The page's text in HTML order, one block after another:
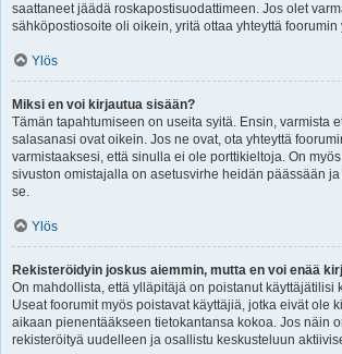
saattaneet jäädä roskapostisuodattimeen. Jos olet
sähköpostiosoite oli oikein, yritä ottaa yhteyttä
Ylös
Miksi en voi kirjautua sisään?
Tämän tapahtumiseen on useita syitä. Ensin, varmista
salasanasi ovat oikein. Jos ne ovat, ota yhteyttä
varmistaaksesi, että sinulla ei ole porttikieltoja. On
sivuston omistajalla on asetusvirhe heidän päässään
se.
Ylös
Rekisteröidyin joskus aiemmin, mutta en voi enää
On mahdollista, että ylläpitäjä on poistanut käyttäjätilisi
Useat foorumit myös poistavat käyttäjiä, jotka eivät ole
aikaan pienentääkseen tietokantansa kokoa. Jos näin
rekisteröityä uudelleen ja osallistu keskusteluun